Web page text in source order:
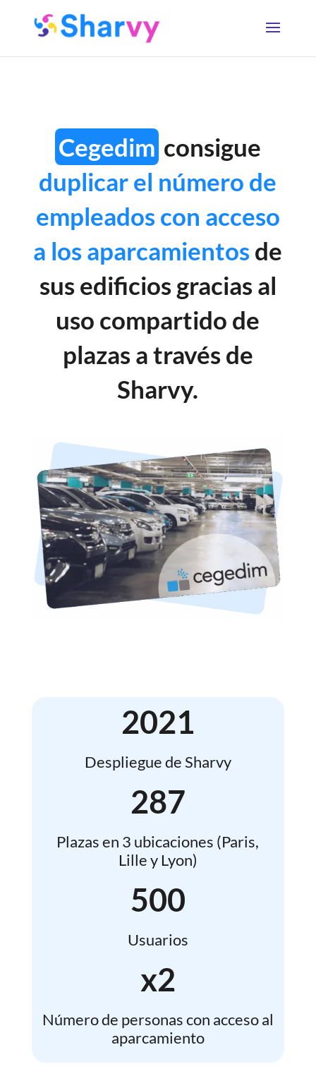
Cegedim consigue
duplicar el número de
empleados con acceso
a los aparcamientosde
sus edificios gracias al
uso compartido de
plazas a través de
Sharvy.
2021
Despliegue de Sharvy
287
Plazas en 3 ubicaciones (Paris,
Lille y Lyon)
500
Usuarios
x2
Número de personas con acceso al
aparcamiento